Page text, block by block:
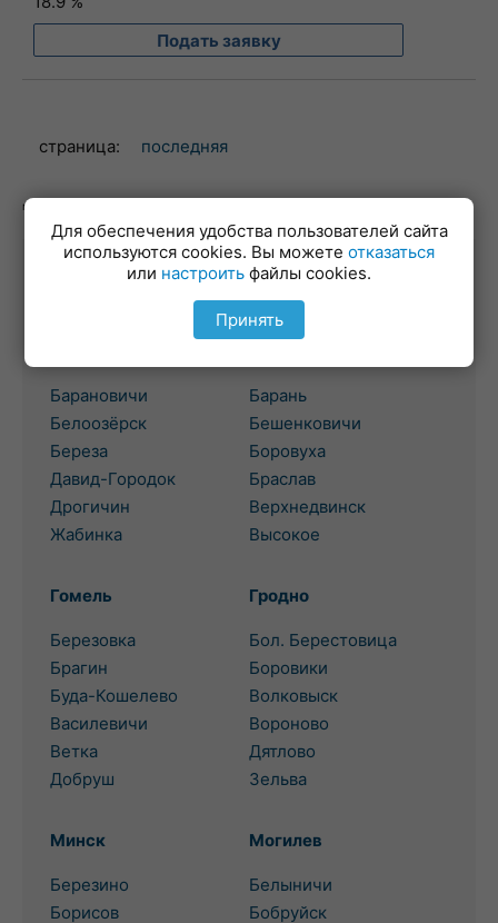
Подать заявку
страница: последняя
могут появиться доп. результаты, если Вы укажете "особые обстоятельства"
Выбор региона для поиска
потребительского кредита
Барановичи
Белоозёрск
Береза
Давид-Городок
Дрогичин
Жабинка
Барань
Бешенковичи
Боровуха
Браслав
Верхнедвинск
Высокое
Гомель
Березовка
Брагин
Буда-Кошелево
Василевичи
Ветка
Добруш
Гродно
Бол. Берестовица
Боровики
Волковыск
Вороново
Дятлово
Зельва
Минск
Березино
Борисов
Могилев
Белыничи
Бобруйск
Для обеспечения удобства пользователей сайта
используются cookies. Вы можете отказаться
или настроить файлы cookies.
Принять